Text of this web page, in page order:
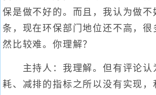
保是做不好的。而且，我认为做不
条，现在环保部门地位还不高，很
然比较难。你理解？
主持人：我理解。但有评论认
耗、减排的指标之所以没有实现，